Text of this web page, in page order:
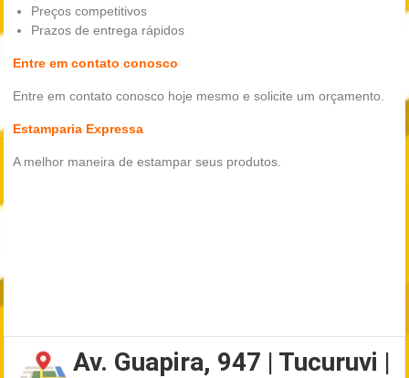
Preços competitivos
Prazos de entrega rápidos
Entre em contato conosco
Entre em contato conosco hoje mesmo e solicite um orçamento.
Estamparia Expressa
A melhor maneira de estampar seus produtos.
Av. Guapira, 947 | Tucuruvi |